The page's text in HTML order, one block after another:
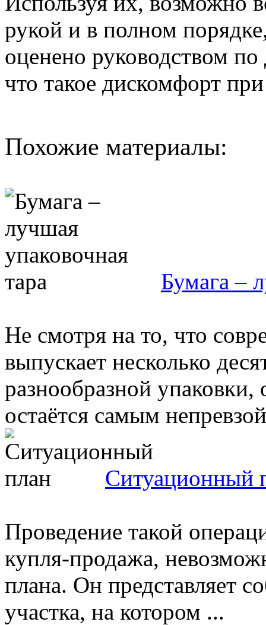
рукой и в полном
оценено руководством
что такое дискомфорт
Похожие материалы:
Бумага –
Не смотря на то, что
выпускает несколько
разнообразной
остаётся самым
Ситуационный
Проведение такой
купля-продажа,
плана. Он представляет
участка, на котором ...